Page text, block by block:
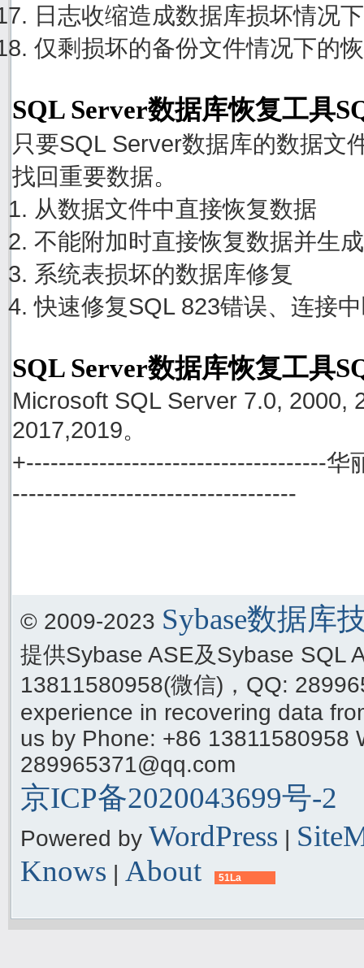
日志收缩造成数据库损坏情况
仅剩损坏的备份文件情况下的
SQL Server数据库恢复工具
只要SQL Server数据库的数据文
找回重要数据。
从数据文件中直接恢复数据
不能附加时直接恢复数据并生
系统表损坏的数据库修复
快速修复SQL 823错误、连接
SQL Server数据库恢复工具
Microsoft SQL Server 7.0, 2000,
2017,2019。
+-------------------------------------华
-----------------------------------
© 2009-2023 Sybase数据库
提供Sybase ASE及Sybase SQL
13811580958(微信)，QQ:
experience in recovering data
us by Phone: +86 13811580958
289965371@qq.com
京ICP备2020043699号-2
Powered by WordPress |
Knows | About 51La